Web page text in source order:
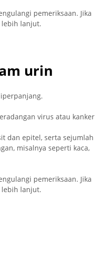
pemeriksaan. Jika
lebih lanjut.
urin
virus atau kanker
dan epitel, serta sejumlah
misalnya seperti kaca,
pemeriksaan. Jika
lebih lanjut.